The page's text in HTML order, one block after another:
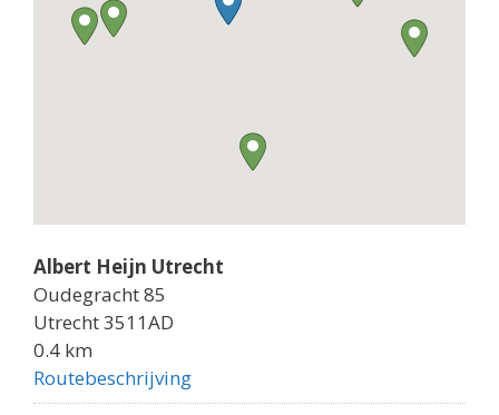
Albert Heijn Utrecht
Oudegracht 85
Utrecht 3511AD
0.4 km
Routebeschrijving